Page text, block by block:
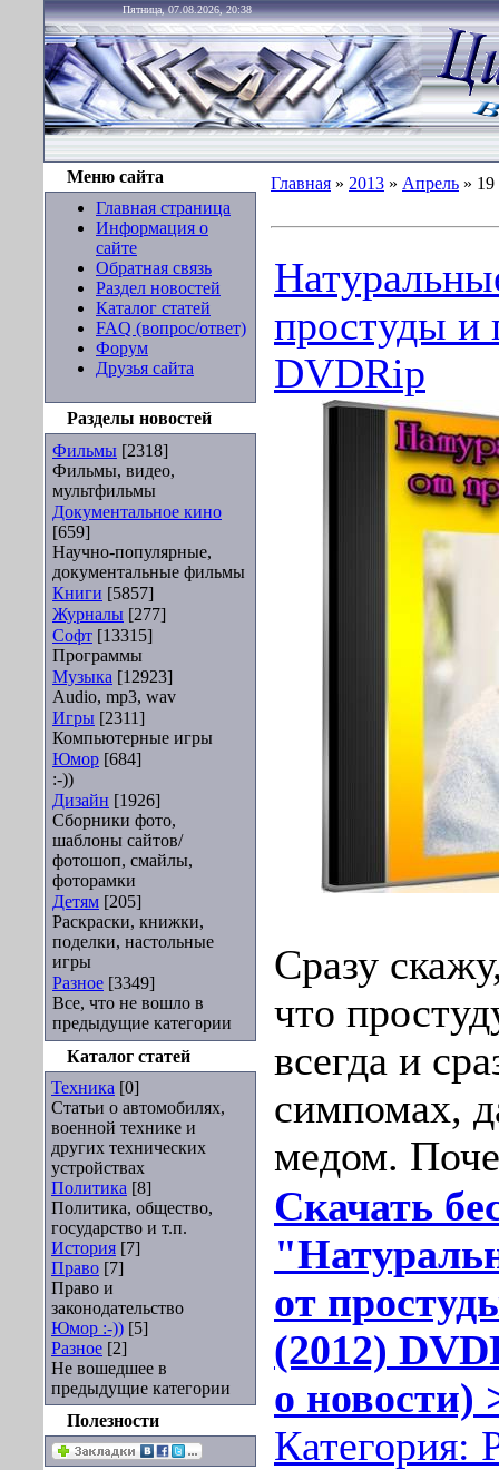
Пятница, 07.08.2026, 20:38
Меню сайта
Главная страница
Информация о
сайте
Обратная связь
Раздел новостей
Каталог статей
FAQ (вопрос/ответ)
Форум
Друзья сайта
Разделы новостей
Фильмы [2318]
Фильмы, видео,
мультфильмы
Документальное кино
[659]
Научно-популярные,
документальные фильмы
Книги [5857]
Журналы [277]
Софт [13315]
Программы
Музыка [12923]
Audio, mp3, wav
Игры [2311]
Компьютерные игры
Юмор [684]
:-))
Дизайн [1926]
Сборники фото,
шаблоны сайтов/
фотошоп, смайлы,
фоторамки
Детям [205]
Раскраски, книжки,
поделки, настольные
игры
Разное [3349]
Все, что не вошло в
предыдущие категории
Каталог статей
Техника [0]
Статьи о автомобилях,
военной технике и
других технических
устройствах
Политика [8]
Политика, общество,
государство и т.п.
История [7]
Право [7]
Право и
законодательство
Юмор :-)) [5]
Разное [2]
Не вошедшее в
предыдущие категории
Полезности
Главная » 2013 » Апрель » 19
простуды и
DVDRip
Сразу
что
всегда и
симпомах,
медом.
Скачать
от
(2012)
о новости)
Категория: